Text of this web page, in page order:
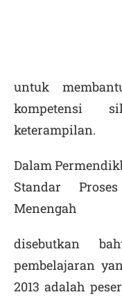
untuk
kompetensi
keterampilan.
Dalam
Standar
Menengah
disebutkan
pembelajaran
2013 adalah